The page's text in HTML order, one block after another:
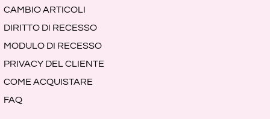
CAMBIO ARTICOLI
DIRITTO DI RECESSO
MODULO DI RECESSO
PRIVACY DEL CLIENTE
COME ACQUISTARE
FAQ